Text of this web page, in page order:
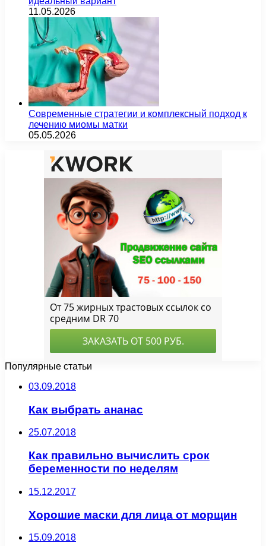
11.05.2026
Современные стратегии и комплексный подход к
лечению миомы матки
05.05.2026
Популярные статьи
03.09.2018
Как выбрать ананас
25.07.2018
Как правильно вычислить срок
беременности по неделям
15.12.2017
Хорошие маски для лица от морщин
15.09.2018